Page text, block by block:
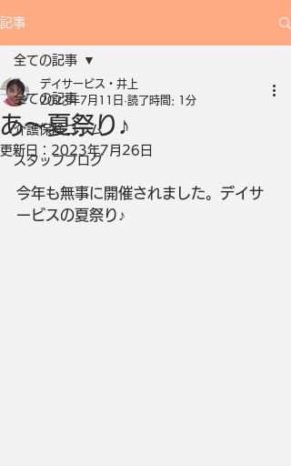
記事
全ての記事
介護保険コラム
スタッフブログ
全ての記事
あ～夏祭り♪
デイサービス・井上
2023年7月11日 読了時間: 1分
更新日： 2023年7月26日
今年も無事に開催されました。デイサ
ービスの夏祭り♪